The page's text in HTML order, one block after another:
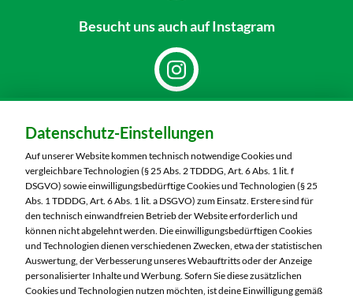
Besucht unsauch auf Instagram
MARKTKAUF Sonneberg-Hönbach
Neustadter Straße 199
96515 Sonneberg
Telefon:03675 8820
Markt ändern
Öffnungszeiten diese Woche:
Datenschutz-Einstellungen
Auf unserer Website kommen technisch notwendige Cookies und
vergleichbare Technologien (§ 25 Abs. 2 TDDDG, Art. 6 Abs. 1 lit. f
DSGVO) sowie einwilligungsbedürftige Cookies und Technologien (§ 25
Abs. 1 TDDDG, Art. 6 Abs. 1 lit. a DSGVO) zum Einsatz. Erstere sind für
den technisch einwandfreien Betrieb der Website erforderlich und
können nicht abgelehnt werden. Die einwilligungsbedürftigen Cookies
und Technologien dienen verschiedenen Zwecken, etwa der statistischen
Auswertung, der Verbesserung unseres Webauftritts oder der Anzeige
personalisierter Inhalte und Werbung. Sofern Sie diese zusätzlichen
Cookies und Technologien nutzen möchten, ist deine Einwilligung gemäß